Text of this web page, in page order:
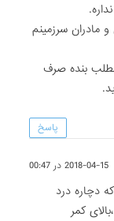
مادران سرزمینم
بنده صرف
پاسخ
2018-04-15 در 00:47
که دچاره درد
کمر